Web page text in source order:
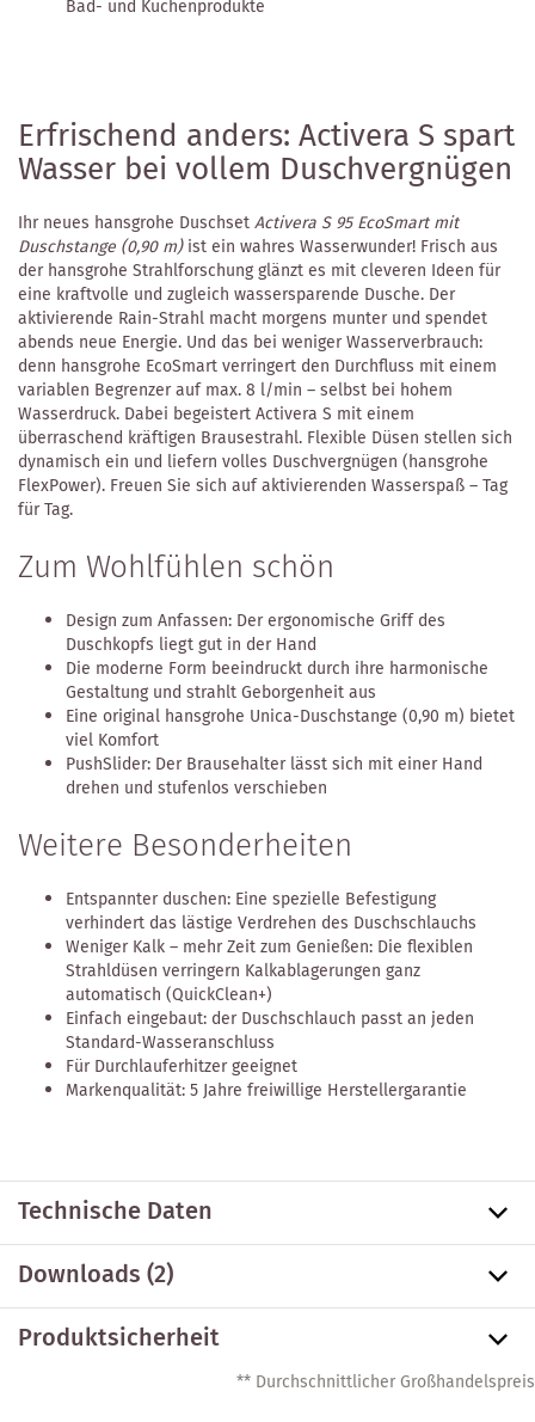
Bad- und Küchenprodukte
Erfrischend anders: Activera S spart
Wasser bei vollem Duschvergnügen
Ihr neues hansgrohe DuschsetActivera S 95 EcoSmart mit
Duschstange (0,90 m)ist ein wahres Wasserwunder! Frisch aus
der hansgrohe Strahlforschung glänzt es mit cleveren Ideen für
eine kraftvolle und zugleich wassersparende Dusche. Der
aktivierende Rain-Strahl macht morgens munter und spendet
abends neue Energie. Und das bei weniger Wasserverbrauch:
denn hansgrohe EcoSmart verringert den Durchfluss mit einem
variablen Begrenzer auf max. 8 l/min – selbst bei hohem
Wasserdruck. Dabei begeistert Activera S mit einem
überraschend kräftigen Brausestrahl. Flexible Düsen stellen sich
dynamisch ein und liefern volles Duschvergnügen (hansgrohe
FlexPower). Freuen Sie sich auf aktivierenden Wasserspaß – Tag
für Tag.
Zum Wohlfühlen schön
Design zum Anfassen: Der ergonomische Griff des
Duschkopfs liegt gut in der Hand
Die moderne Form beeindruckt durch ihre harmonische
Gestaltung und strahlt Geborgenheit aus
Eine original hansgrohe Unica-Duschstange (0,90 m) bietet
viel Komfort
PushSlider: Der Brausehalter lässt sich mit einer Hand
drehen und stufenlos verschieben
Weitere Besonderheiten
Entspannter duschen: Eine spezielle Befestigung
verhindert das lästige Verdrehen des Duschschlauchs
Weniger Kalk – mehr Zeit zum Genießen: Die flexiblen
Strahldüsen verringern Kalkablagerungen ganz
automatisch (QuickClean+)
Einfach eingebaut: der Duschschlauch passt an jeden
Standard-Wasseranschluss
Für Durchlauferhitzer geeignet
Markenqualität: 5 Jahre freiwillige Herstellergarantie
Technische Daten
Downloads (2)
Produktsicherheit
** Durchschnittlicher Großhandelspreis